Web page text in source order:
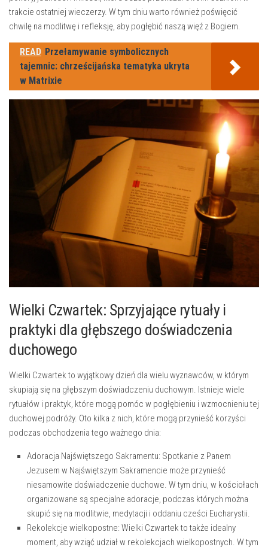
trakcie ostatniej wieczerzy. W tym dniu warto również⁢ poświęcić
chwilę na modlitwę i refleksję, aby pogłębić ‍naszą więź⁤ z Bogiem.
READ Przełamywanie symbolicznych
tajemnic: chrześcijańska tematyka ukryta
w Matrixie
Wielki‌ Czwartek: Sprzyjające rytuały ⁤i
praktyki dla głębszego doświadczenia
duchowego
Wielki ​Czwartek to wyjątkowy dzień dla wielu wyznawców, w którym
skupiają się na głębszym doświadczeniu duchowym.⁤ Istnieje wiele
rytuałów i‍ praktyk, które mogą ⁢pomóc ‌w pogłębieniu ⁢i wzmocnieniu tej
duchowej podróży. Oto kilka z nich, które mogą przynieść korzyści
podczas obchodzenia tego ważnego dnia:
Adoracja Najświętszego ‍Sakramentu: Spotkanie z ⁤Panem⁤
Jezusem w Najświętszym Sakramencie może ⁢przynieść
niesamowite doświadczenie ‌duchowe. W tym ⁣dniu,⁣ w kościołach
organizowane są specjalne adoracje,⁣ podczas ⁢których można
skupić ‍się na ⁣modlitwie, medytacji i oddaniu cześci Eucharystii.
Rekolekcje⁢ wielkopostne: Wielki Czwartek to także idealny
moment, aby wziąć ⁢udział​ w rekolekcjach wielkopostnych. W tym